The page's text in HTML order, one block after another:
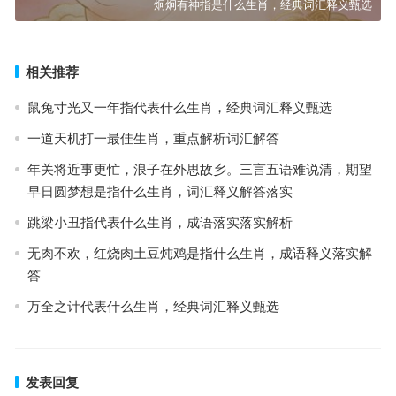
炯炯有神指是什么生肖，经典词汇释义甄选
相关推荐
鼠兔寸光又一年指代表什么生肖，经典词汇释义甄选
一道天机打一最佳生肖，重点解析词汇解答
年关将近事更忙，浪子在外思故乡。三言五语难说清，期望
早日圆梦想是指什么生肖，词汇释义解答落实
跳梁小丑指代表什么生肖，成语落实落实解析
无肉不欢，红烧肉土豆炖鸡是指什么生肖，成语释义落实解
答
万全之计代表什么生肖，经典词汇释义甄选
发表回复